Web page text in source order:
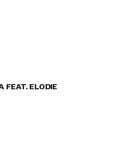
FEAT. ELODIE